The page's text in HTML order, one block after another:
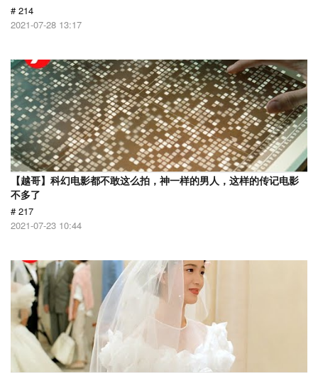
# 214
2021-07-28 13:17
【越哥】科幻电影都不敢这么拍，神一样的男人，这样的传记电影
不多了
# 217
2021-07-23 10:44